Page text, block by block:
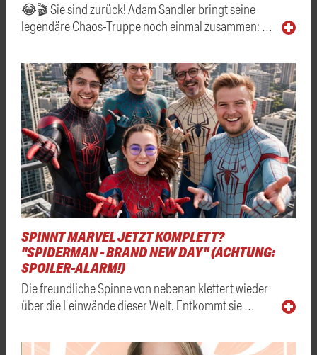
😂🎬 Sie sind zurück! Adam Sandler bringt seine
legendäre Chaos-Truppe noch einmal zusammen: …
SPINNT MARVEL JETZT KOMPLETT?
"SPIDERMAN - BRAND NEW DAY" (ACHTUNG:
SPOILER-ALARM!)
Die freundliche Spinne von nebenan klettert wieder
über die Leinwände dieser Welt. Entkommt sie …